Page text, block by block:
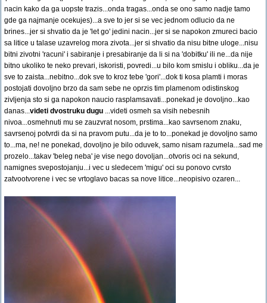
nacin kako da ga uopste trazis...onda tragas...onda se ono samo nadje tamo
gde ga najmanje ocekujes)...a sve to jer si se vec jednom odlucio da ne
brines...jer si shvatio da je 'let go' jedini nacin...jer si se napokon zmureci bacio
sa litice u talase uzavrelog mora zivota...jer si shvatio da nisu bitne uloge...nisu
bitni zivotni 'racuni' i sabiranje i presabiranje da li si na 'dobitku' ili ne...da nije
bitno ukoliko te neko prevari, iskoristi, povredi...u bilo kom smislu i obliku...da je
sve to zaista...nebitno...dok sve to kroz tebe 'gori'...dok ti kosa plamti i moras
postojati dovoljno brzo da sam sebe ne oprzis tim plamenom odistinskog
zivljenja sto si ga napokon naucio rasplamsavati...ponekad je dovoljno...kao
danas...videti dvostruku dugu ...videti osmeh sa visih nebesnih
nivoa...osmehnuti mu se zauzvrat nosom, prstima...kao savrsenom znaku,
savrsenoj potvrdi da si na pravom putu...da je to to...ponekad je dovoljno samo
to...ma, ne! ne ponekad, dovoljno je bilo oduvek, samo nisam razumela...sad me
prozelo...takav 'beleg neba' je vise nego dovoljan...otvoris oci na sekund,
namignes svepostojanju...i vec u sledecem 'migu' oci su ponovo cvrsto
zatvootvorene i vec se vrtoglavo bacas sa nove litice...neopisivo ozaren...